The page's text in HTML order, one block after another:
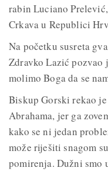
rabin Luciano
Crkava u Republici
Na početku susreta
Zdravko Lazić pozvao
molimo Boga da se
Biskup Gorski rekao
Abrahama, jer ga
kako se ni jedan
može riješiti snagom
pomirenja. Dužni smo